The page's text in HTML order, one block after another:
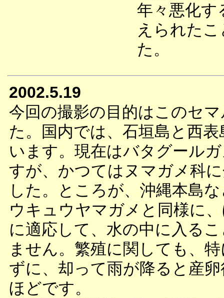
年々悪化す
えられた
た。
2002.5.19
今回の撮影の目的はこのセ
た。国内では、石垣島と西
います。現在はバタグール
すが、かつてはヌマガメ科
した。ところが、沖縄本島
ウキュウヤマガメと同様に
に適応して、水の中に入る
ません。繁殖に関しても、
ずに、却って雨が降ると産
ほどです。